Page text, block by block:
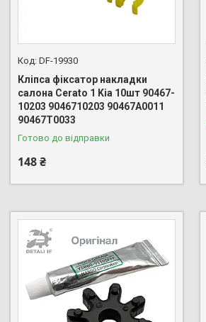
DF-19930
Кліпса фіксатор накладки
салона Cerato 1 Kia 10шт 90467-
10203 9046710203 90467A0011
90467T0033
Готово до відправки
148 ₴